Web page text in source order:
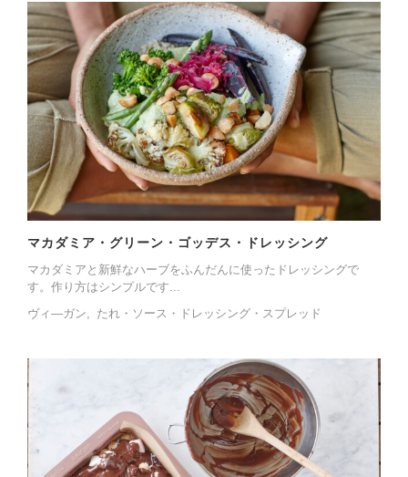
マカダミア・グリーン・ゴッデス・ドレッシング
マカダミアと新鮮なハーブをふんだんに使ったドレッシングで
す。作り方はシンプルです...
ヴィ―ガン
たれ・ソース・ドレッシング・スプレッド